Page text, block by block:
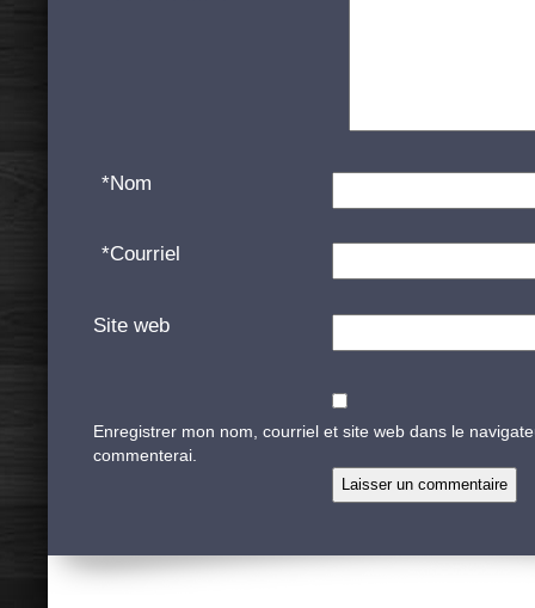
Nom
*
Courriel
*
Site web
Enregistrer mon nom, courriel et site web dans le
commenterai.